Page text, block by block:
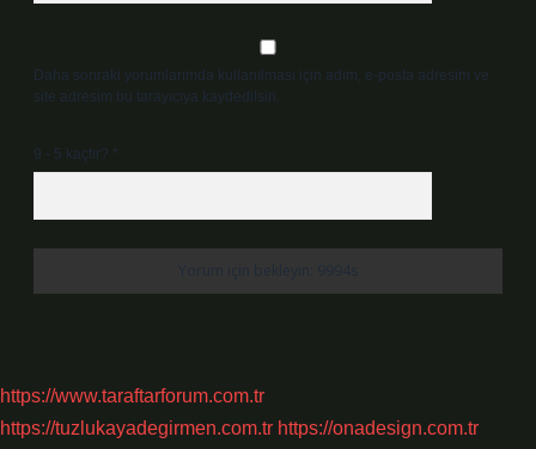
Daha sonraki yorumlarımda kullanılması için adım, e-posta adresim ve
site adresim bu tarayıcıya kaydedilsin.
9 - 5 kaçtır? *
https://www.taraftarforum.com.tr
https://tuzlukayadegirmen.com.tr https://onadesign.com.tr